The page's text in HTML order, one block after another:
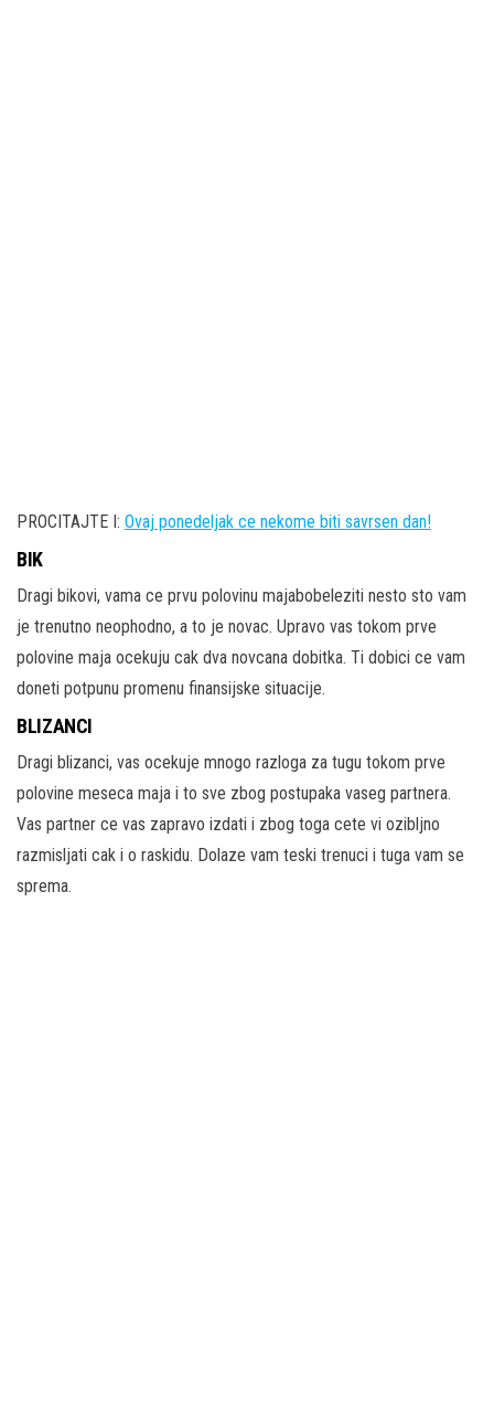
PROCITAJTE I: Ovaj ponedeljak ce nekome biti savrsen dan!
BIK
Dragi bikovi, vama ce prvu polovinu majabobeleziti nesto sto vam
je trenutno neophodno, a to je novac. Upravo vas tokom prve
polovine maja ocekuju cak dva novcana dobitka. Ti dobici ce vam
doneti potpunu promenu finansijske situacije.
BLIZANCI
Dragi blizanci, vas ocekuje mnogo razloga za tugu tokom prve
polovine meseca maja i to sve zbog postupaka vaseg partnera.
Vas partner ce vas zapravo izdati i zbog toga cete vi ozibljno
razmisljati cak i o raskidu. Dolaze vam teski trenuci i tuga vam se
sprema.